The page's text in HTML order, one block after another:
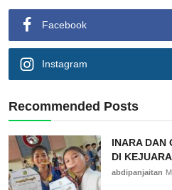
Facebook
Instagram
Recommended Posts
INARA DAN
DI
abdipanjaitan